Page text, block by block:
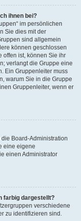
ihnen bei?
im persönlichen
Sie dies mit der
sind allgemein
können geschlossen
offen ist, können Sie ihr
verlangt die Gruppe eine
Ein Gruppenleiter muss
warum Sie in die Gruppe
Gruppenleiter, wenn er
Board-Administration
eine eigene
einen Administrator
farbig dargestellt?
verschiedene
zu identifizieren sind.